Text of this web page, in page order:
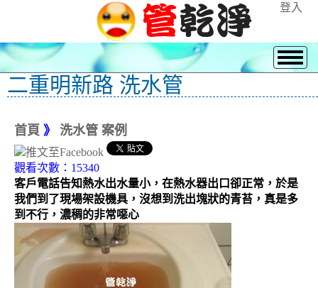
登入
二重明新路 洗水管
首頁 》 洗水管 案例
觀看次數：15340
客戶電話告知熱水出水量小，在熱水器出口卻正常，於是
我們到了現場架設機具，沒想到洗出塊狀的青苔，真是多
到不行，濃稠的非常噁心